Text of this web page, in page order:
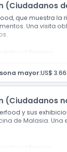
(Ciudadanos
que muestra
Una visita
Penang.
malasios.
mayor:US$ 3.66
(Ciudadanos
y sus
de Malasia.
Penang.